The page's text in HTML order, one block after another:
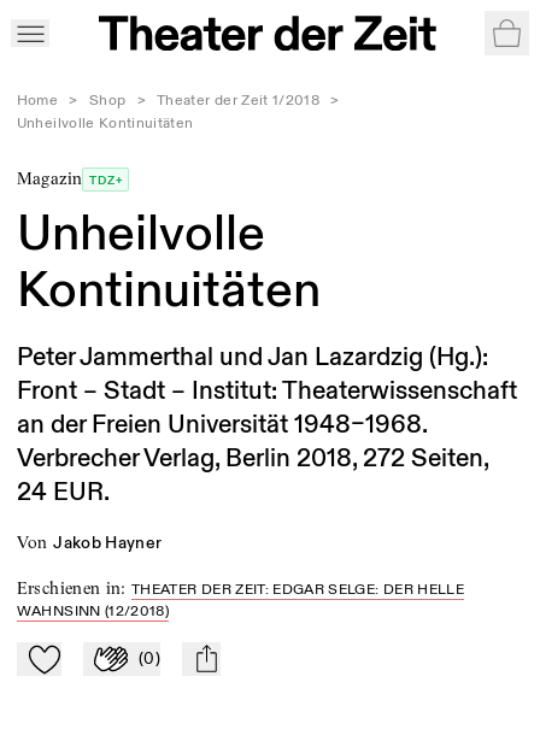
Home > Shop > Theater der Zeit 1/2018
>
Unheilvolle Kontinuitäten
Magazin TDZ+
Unheilvolle
Kontinuitäten
Peter Jammerthal und Jan Lazardzig (Hg.):
Front – Stadt – Institut: Theaterwissenschaft
an der Freien Universität 1948–1968.
Verbrecher Verlag, Berlin 2018, 272 Seiten,
24 EUR.
von Jakob Hayner
Erschienen in:THEATER DER ZEIT: EDGAR SELGE: DER HELLE
WAHNSINN (12/2018)
Zu Mein-TdZ hinzufügen
Applaudieren
(0) mail